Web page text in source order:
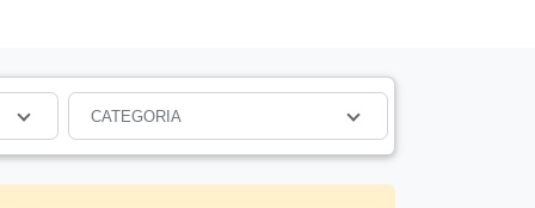
CATEGORIA